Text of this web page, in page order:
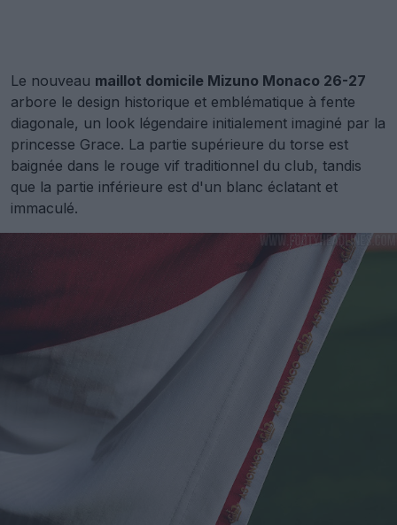
Le nouveau maillot domicile Mizuno Monaco 26-27
arbore le design historique et emblématique à fente
diagonale, un look légendaire initialement imaginé par la
princesse Grace. La partie supérieure du torse est
baignée dans le rouge vif traditionnel du club, tandis
que la partie inférieure est d'un blanc éclatant et
immaculé.